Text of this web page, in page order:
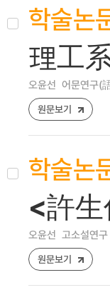
학술논
理工
오윤선 어문연구
원문보기
학술논
<許生
오윤선 고소설연
원문보기